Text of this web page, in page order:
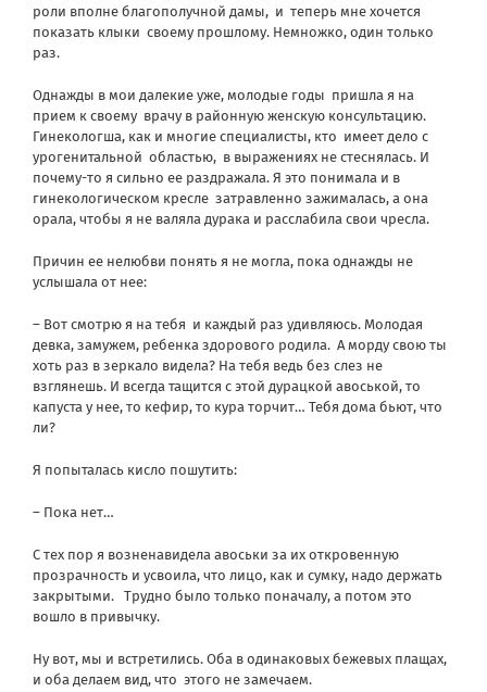
роли вполне благополучной дамы, и теперь мне хочется
показать клыки своему прошлому. Немножко, один только
раз.
Однажды в мои далекие уже, молодые годы пришла я на
прием к своему врачу в районную женскую консультацию.
Гинекологша, как и многие специалисты, кто имеет дело с
урогенитальной областью, в выражениях не стеснялась. И
почему-то я сильно ее раздражала. Я это понимала и в
гинекологическом кресле затравленно зажималась, а она
орала, чтобы я не валяла дурака и расслабила свои чресла.
Причин ее нелюбви понять я не могла, пока однажды не
услышала от нее:
– Вот смотрю я на тебя и каждый раз удивляюсь. Молодая
девка, замужем, ребенка здорового родила. А морду свою ты
хоть раз в зеркало видела? На тебя ведь без слез не
взглянешь. И всегда тащится с этой дурацкой авоськой, то
капуста у нее, то кефир, то кура торчит… Тебя дома бьют, что
ли?
Я попыталась кисло пошутить:
– Пока нет…
С тех пор я возненавидела авоськи за их откровенную
прозрачность и усвоила, что лицо, как и сумку, надо держать
закрытыми. Трудно было только поначалу, а потом это
вошло в привычку.
Ну вот, мы и встретились. Оба в одинаковых бежевых плащах,
и оба делаем вид, что этого не замечаем.